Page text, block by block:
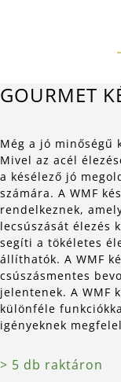
GOURMET
Még a jó minőségű
Mivel az acél
a késélező jó
számára. A WMF
rendelkeznek,
lecsúszását élezés
segíti a tökéletes
állíthatók. A WMF
csúszásmentes
jelentenek. A WMF
különféle
igényeknek
> 5 db raktáron